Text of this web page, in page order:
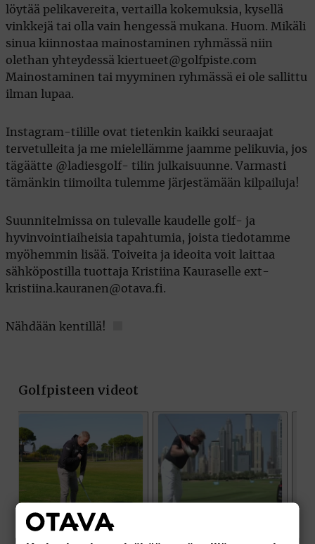
löytää pelikavereita, vertailla kokemuksia, kysellä
vinkkejä tai olla vain hengessä mukana. Huom. Mikäli
sinua kiinnostaa mainostaminen ryhmässä niin
olethan yhteydessä kiertueet@golfpiste.com
Mainostaminen tai myyminen ryhmässä ei ole sallittu
ilman lupaa.
Instagram-tilille ovat tietenkin kaikki seuraajat
tervetulleita ja me mielellämme jaamme pelikuvia, jos
tägäätte @ladiesgolf- tilin julkaisuunne. Varmasti
tämänkin tiimoilta tulemme järjestämään kilpailuja!
Suunnitelmissa on tulevalle kaudelle golf- ja
hyvinvointiaiheisia tapahtumia, joista tiedotamme
myöhemmin lisää. Toiveita ja ideoita voit laittaa
sähköpostilla tuottaja Kristiina Kauraselle ext-
kristiina.kauranen@otava.fi.
Nähdään kentillä!